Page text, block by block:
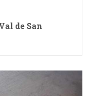
de San